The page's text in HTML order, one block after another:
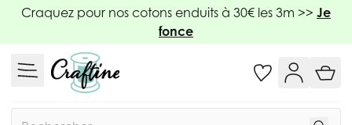
Allez au contenu
Craquez pour nos cotons enduits à 30€ les 3m >> Je
fonce